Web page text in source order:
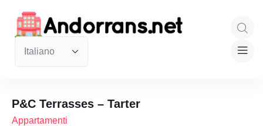
P&C Terrasses – Tarter
Appartamenti